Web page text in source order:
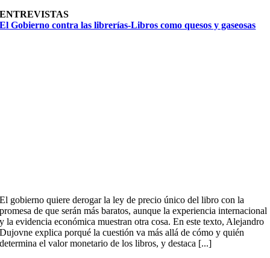
ENTREVISTAS
El Gobierno contra las librerías-Libros como quesos y gaseosas
El gobierno quiere derogar la ley de precio único del libro con la
promesa de que serán más baratos, aunque la experiencia internacional
y la evidencia económica muestran otra cosa. En este texto, Alejandro
Dujovne explica porqué la cuestión va más allá de cómo y quién
determina el valor monetario de los libros, y destaca [...]